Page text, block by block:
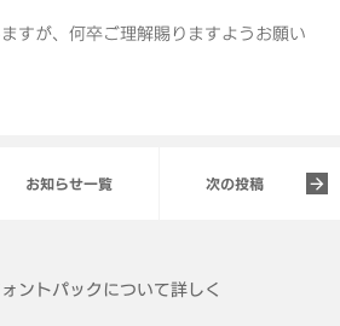
すが、何卒ご理解賜りますようお願い
お知らせ一覧 次の投稿
ントパックについて詳しく